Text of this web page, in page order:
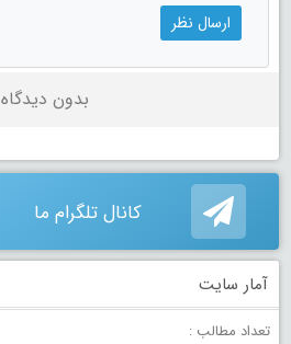
بدون دیدگاه
کانال تلگرام ما
آمار سایت
تعداد مطالب :